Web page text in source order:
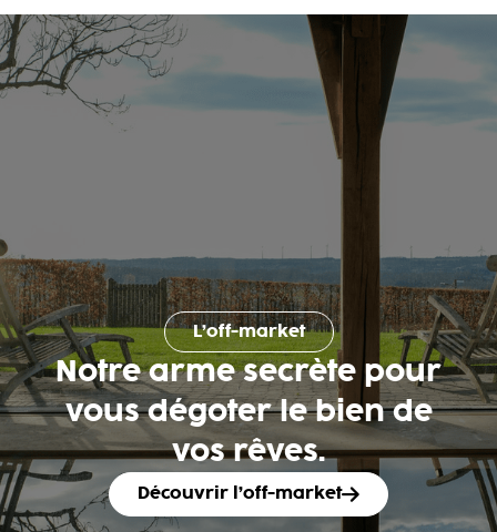
L’off-market
Notre arme secrète pour
vous dégoter le bien de
vos rêves.
Découvrir l’off-market